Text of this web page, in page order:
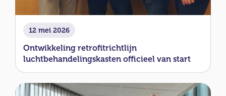
12 mei 2026
Ontwikkeling retrofitrichtlijn
luchtbehandelingskasten officieel van start